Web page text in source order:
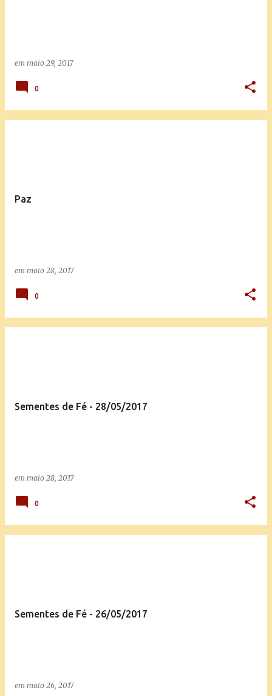
em maio 29, 2017
0
Paz
em maio 28, 2017
0
Sementes de Fé - 28/05/2017
em maio 28, 2017
0
Sementes de Fé - 26/05/2017
em maio 26, 2017